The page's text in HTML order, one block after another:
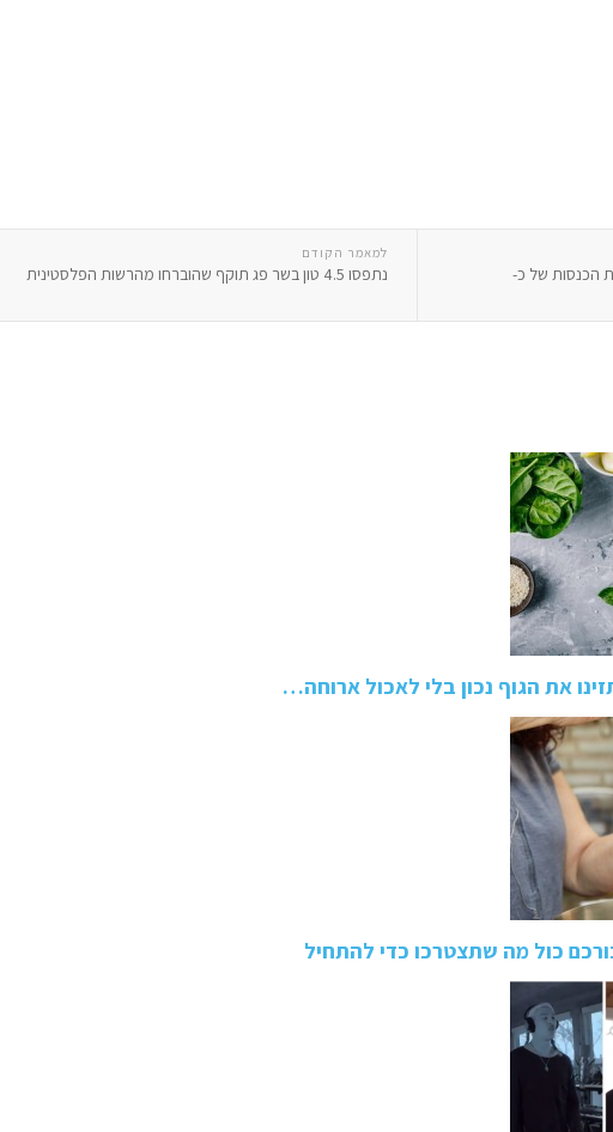
למאמר הקודם
נתפסו 4.5 טון בשר פג תוקף שהוברחו מהרשות הפלסטינית
הכנסות של כ-
את הגוף נכון בלי לאכול ארוחה…
כול מה שתצטרכו כדי להתחיל